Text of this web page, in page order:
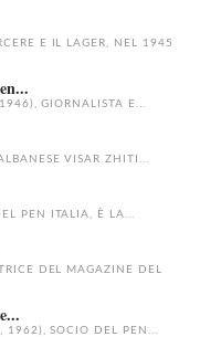
E IL LAGER, NEL 1945
GIORNALISTA E...
VISAR ZHITI...
PEN ITALIA, È LA...
DEL MAGAZINE DEL
1962), SOCIO DEL PEN...